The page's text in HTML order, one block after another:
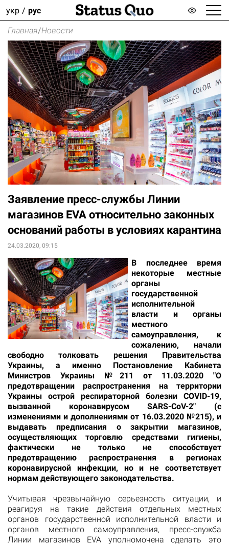
укр рус
Главная/Новости
Заявление пресс-службы Линии
магазинов EVA относительно законных
оснований работы в условиях карантина
24.03.2020, 09:15
В последнее время
некоторые местные
органы
государственной
исполнительной
власти и органы
местного
самоуправления, к
сожалению, начали
свободно толковать решения Правительства
Украины, а именно Постановление Кабинета
Министров Украины №211 от 11.03.2020 "О
предотвращении распространения на территории
Украины острой респираторной болезни COVID-19,
вызванной коронавирусом SARS-CoV-2" (с
изменениями и дополнениями от 16.03.2020 №215), и
выдавать предписания о закрытии магазинов,
осуществляющих торговлю средствами гигиены,
фактически не только не способствует
предотвращению распространения в регионах
коронавирусной инфекции, но и не соответствует
нормам действующего законодательства.
Учитывая чрезвычайную серьезность ситуации, и
реагируя на такие действия отдельных местных
органов государственной исполнительной власти и
органов местного самоуправления, пресс-служба
Линии магазинов EVA уполномочена сделать это